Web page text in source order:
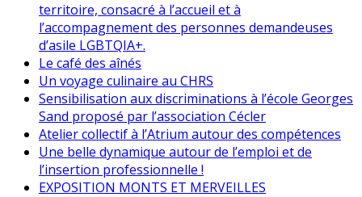
territoire, consacré à l’accueil et à
l’accompagnement des personnes demandeuses
d’asile LGBTQIA+.
Le café des aînés
Un voyage culinaire au CHRS
Sensibilisation aux discriminations à l’école Georges
Sand proposé par l’association Cécler
Atelier collectif à l’Atrium autour des compétences
Une belle dynamique autour de l’emploi et de
l’insertion professionnelle !
EXPOSITION MONTS ET MERVEILLES